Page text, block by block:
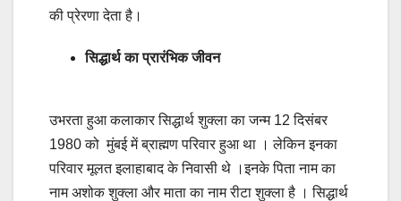
की प्रेरणा देता है।
सिद्धार्थ का प्रारंभिक जीवन
उभरता हुआ कलाकार सिद्धार्थ शुक्ला का जन्म 12 दिसंबर
1980 को मुंबई में ब्राह्मण परिवार हुआ था । लेकिन इनका
परिवार मूलत इलाहाबाद के निवासी थे ।इनके पिता नाम का
नाम अशोक शुक्ला और माता का नाम रीटा शुक्ला है । सिद्धार्थ